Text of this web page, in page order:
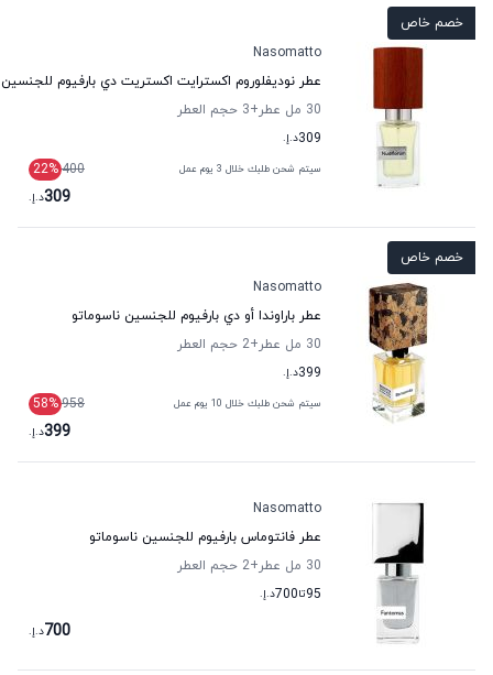
خصم خاص
Nasomatto
عطر نوديفلوروم اكسترايت اكستريت دي بارفيوم للجنسين
30 مل عطر
+3
حجم العطر
309د.إ.
سيتم شحن طلبك خلال 3 يوم عمل 400
22%
309د.إ.
خصم خاص
Nasomatto
عطر باراوندا أو دي بارفيوم للجنسين ناسوماتو
30 مل عطر
+2
حجم العطر
399د.إ.
سيتم شحن طلبك خلال 10 يوم عمل 958
58%
399د.إ.
Nasomatto
عطر فانتوماس بارفيوم للجنسين ناسوماتو
30 مل عطر
+2
حجم العطر
95تا700د.إ.
700د.إ.